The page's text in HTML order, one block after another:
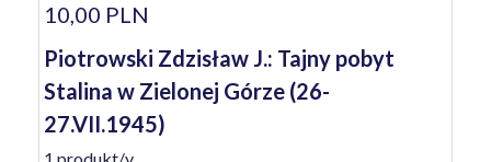
10,00 PLN
Piotrowski Zdzisław J.: Tajny pobyt
Stalina w Zielonej Górze (26-
27.VII.1945)